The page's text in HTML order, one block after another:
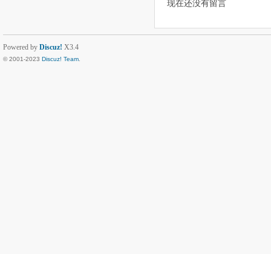
现在还没有留言
Powered by Discuz! X3.4
© 2001-2023 Discuz! Team